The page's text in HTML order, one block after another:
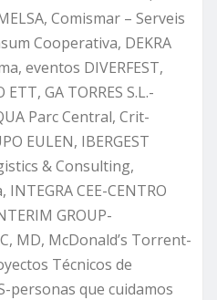
Comismar – Serveis
Cooperativa, DEKRA
eventos DIVERFEST,
ETT, GA TORRES S.L.-
Parc Central, Crit-
EULEN, IBERGEST
& Consulting,
CEE-CENTRO
GROUP-
MD, McDonald’s Torrent-
Técnicos de
personas que cuidamos